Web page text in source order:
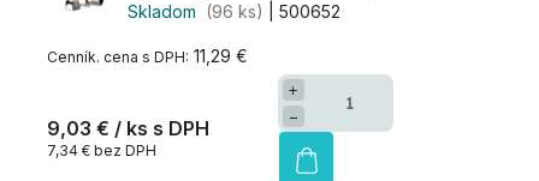
Skladom (96 ks) | 500652
11,29 €
9,03 € / ks
7,34 € bez DPH
+
−